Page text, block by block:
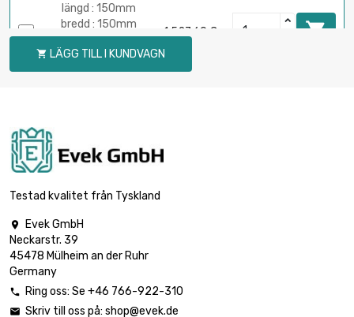
längd : 150mm
bredd : 150mm
Tjocklek / styrka :
2.54mm
1 527,60 € 
längd : 150mm
3.18mm
längd : 200mm
bredd : 200mm
Tjocklek / styrka :
 LÄGG TILL I KUNDVAGN
Testad kvalitet från Tyskland

Evek GmbH
Neckarstr. 39
45478 Mülheim an der Ruhr
Germany
 Ring oss: Se +46 766-922-310
 Skriv till oss på: shop@evek.de